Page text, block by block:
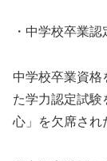
・中学校卒業
中学校卒業資
た学力認定試験
心」を欠席され